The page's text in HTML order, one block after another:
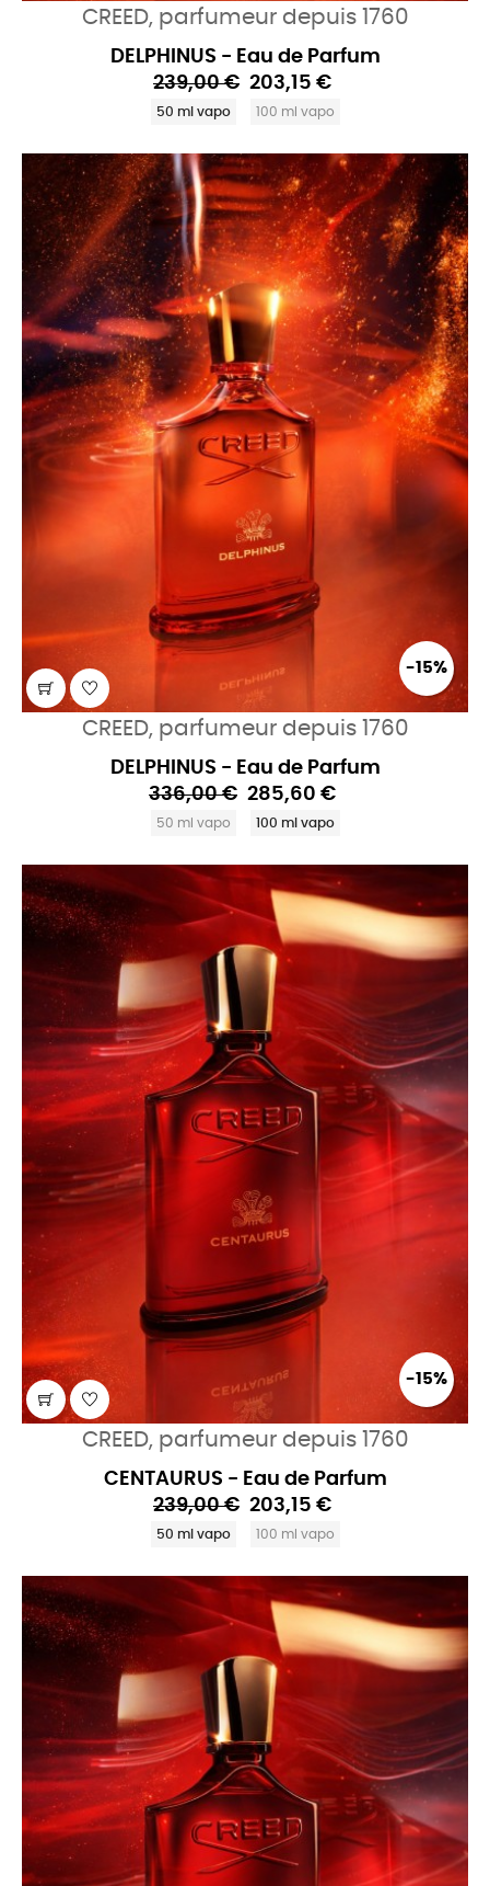
CREED, parfumeur depuis 1760
DELPHINUS - Eau de Parfum
239,00 € 203,15 €
50 ml vapo 100 ml vapo
-15%
CREED, parfumeur depuis 1760
DELPHINUS - Eau de Parfum
336,00 € 285,60 €
50 ml vapo 100 ml vapo
-15%
CREED, parfumeur depuis 1760
CENTAURUS - Eau de Parfum
239,00 € 203,15 €
50 ml vapo 100 ml vapo